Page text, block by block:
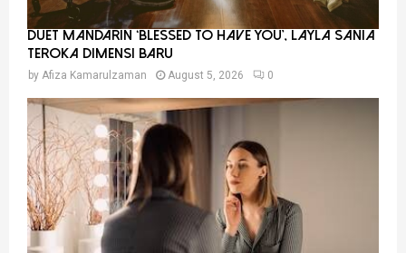
Duet Mandarin ‘Blessed To Have You’, Layla Sania
Teroka Dimensi Baru
by Afiza Kamarulzaman August 5, 2026 0